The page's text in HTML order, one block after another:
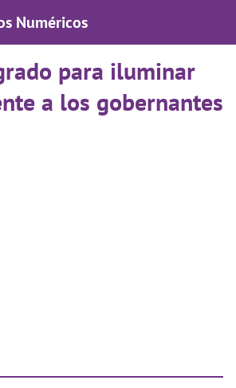
Numéricos
para iluminar
a los gobernantes